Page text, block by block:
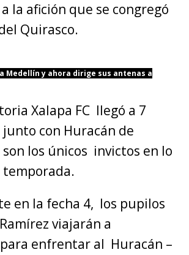
la afición que se congregó
Quirasco.
a Medellín y ahora dirige sus antenas a
Xalapa FC llegó a 7
con Huracán de
son los únicos invictos en lo
temporada.
en la fecha 4, los pupilos
viajarán a
enfrentar al Huracán –